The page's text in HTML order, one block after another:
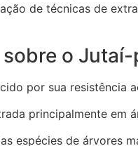
de técnicas de
o
por sua resistência
principalmente em
espécies de árvores